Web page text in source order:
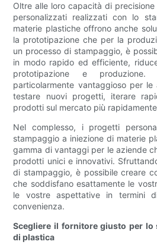
Oltre alle loro capacità di
personalizzati realizzati con lo
materie plastiche offrono anche
la prototipazione che per la
un processo di stampaggio, è
in modo rapido ed efficiente,
prototipazione e
particolarmente vantaggioso per le
testare nuovi progetti, iterare
prodotti sul mercato più
Nel complesso, i progetti
stampaggio a iniezione di materie
gamma di vantaggi per le aziende
prodotti unici e innovativi.
di stampaggio, è possibile creare
che soddisfano esattamente le
le vostre aspettative in termini
convenienza.
Scegliere il fornitore giusto per lo
di plastica